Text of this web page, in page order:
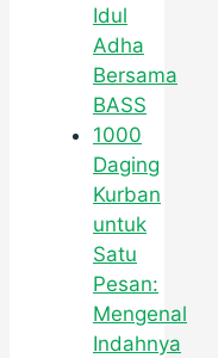
Idul
Adha
Bersama
BASS
1000
Daging
Kurban
untuk
Satu
Pesan:
Mengenal
Indahnya